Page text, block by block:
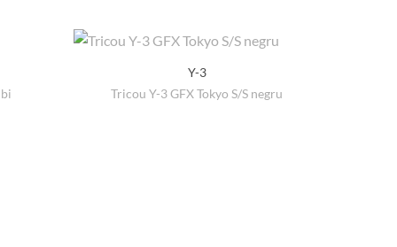
Y-3
Tricou Y-3 GFX Tokyo S/S negru